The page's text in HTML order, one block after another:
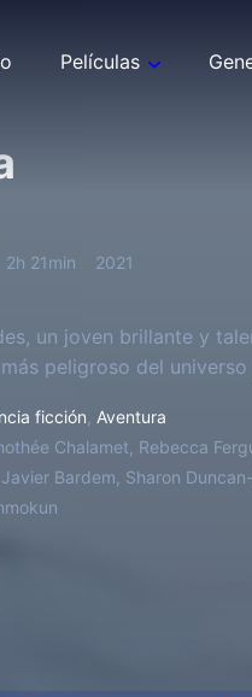
Películas
2h 21min 2021
un joven brillante y
peligroso del
ficción Aventura
Chalamet, Rebecca
Bardem, Sharon